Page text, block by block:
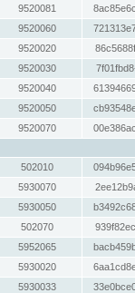
9520081
9520060
9520020
9520030
9520040
9520050
9520070
502010
5930070
5930050
502070
5952065
5930020
5930033